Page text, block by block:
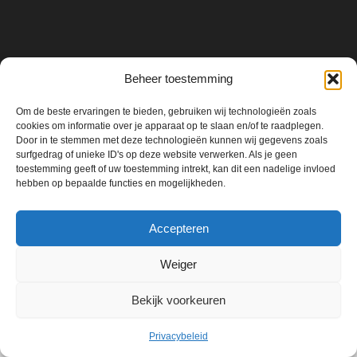
Beheer toestemming
Om de beste ervaringen te bieden, gebruiken wij technologieën zoals
cookies om informatie over je apparaat op te slaan en/of te raadplegen.
Door in te stemmen met deze technologieën kunnen wij gegevens zoals
surfgedrag of unieke ID's op deze website verwerken. Als je geen
toestemming geeft of uw toestemming intrekt, kan dit een nadelige invloed
hebben op bepaalde functies en mogelijkheden.
Accepteren
Weiger
Bekijk voorkeuren
Privacybeleid
& Detailing Nederland | Premium Car Transformation | Ontwikkeld